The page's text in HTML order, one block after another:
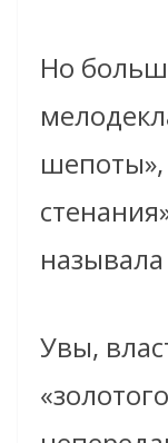
Но
шепоты»,
Увы,